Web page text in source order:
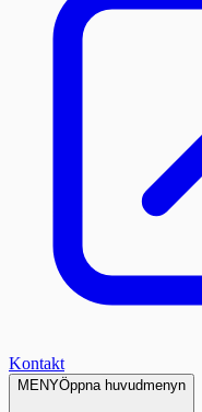
Kontakt
MENYÖppna huvudmenyn